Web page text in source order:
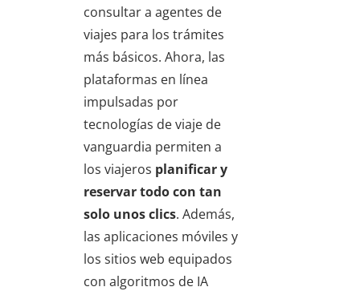
consultar a agentes de
viajes para los trámites
más básicos. Ahora, las
plataformas en línea
impulsadas por
tecnologías de viaje de
vanguardia permiten a
los viajeros planificar y
reservar todo con tan
solo unos clics. Además,
las aplicaciones móviles y
los sitios web equipados
con algoritmos de IA